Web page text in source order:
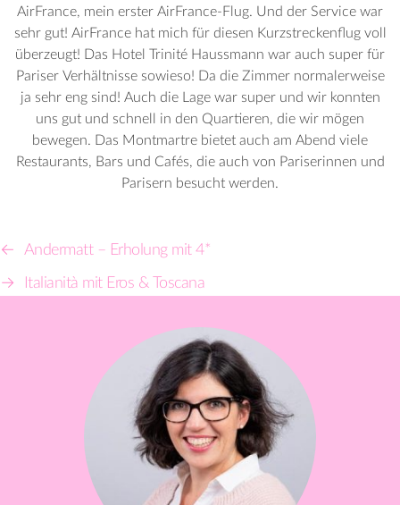
AirFrance, mein erster AirFrance-Flug. Und der Service war
sehr gut! AirFrance hat mich für diesen Kurzstreckenflug voll
überzeugt! Das Hotel Trinité Haussmann war auch super für
Pariser Verhältnisse sowieso! Da die Zimmer normalerweise
ja sehr eng sind! Auch die Lage war super und wir konnten
uns gut und schnell in den Quartieren, die wir mögen
bewegen. Das Montmartre bietet auch am Abend viele
Restaurants, Bars und Cafés, die auch von Pariserinnen und
Parisern besucht werden.
← Andermatt – Erholung mit 4*
→ Italianità mit Eros & Toscana